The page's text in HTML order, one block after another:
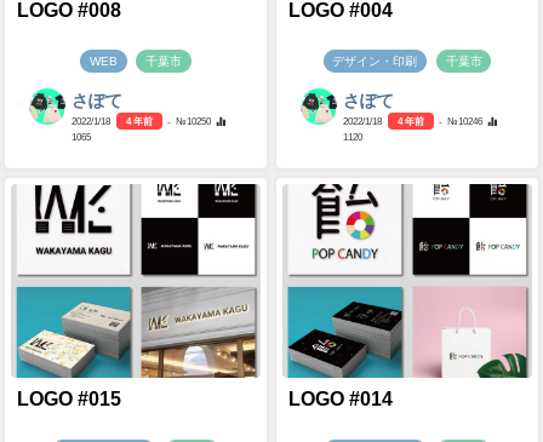
LOGO #008
WEB 千葉市
さぽて
2022/1/18 4 年前
- №10250
1065
LOGO #004
デザイン・印刷 千葉市
さぽて
2022/1/18 4 年前
- №10246
1120
LOGO #015 LOGO #014